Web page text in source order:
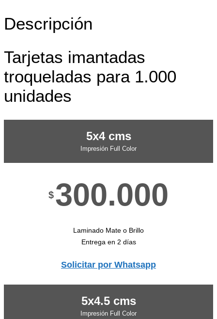
Descripción
Tarjetas imantadas
troqueladas para 1.000
unidades
5x4 cms
Impresión Full Color
$300.000
Laminado Mate o Brillo
Entrega en 2 días
Solicitar por Whatsapp
5x4.5 cms
Impresión Full Color